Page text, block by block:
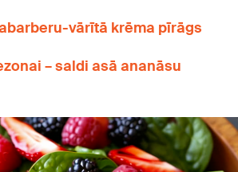
vārītā krēma pīrāgs
– saldi asā ananāsu